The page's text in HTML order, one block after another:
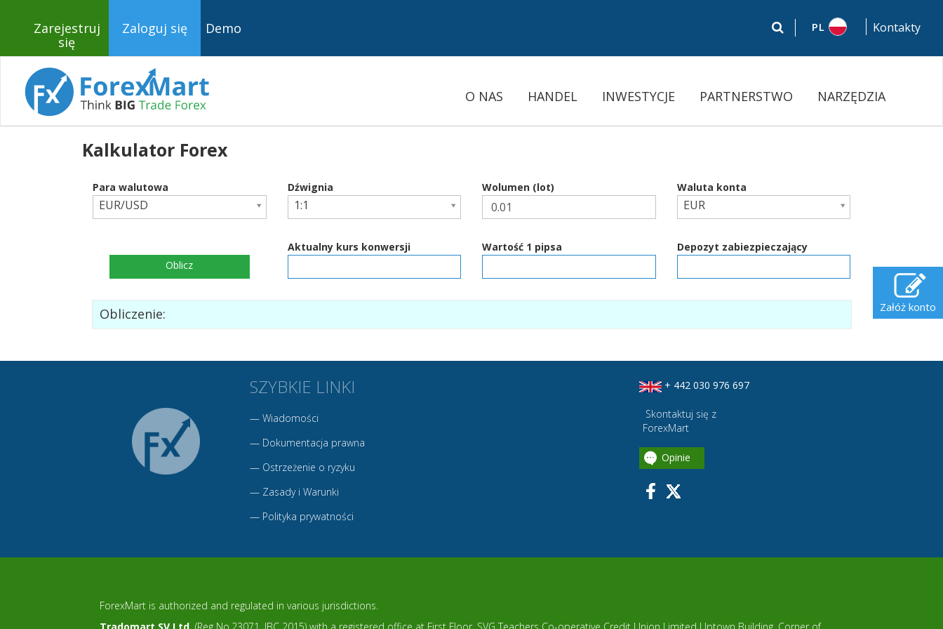
Zarejestruj
się
Zaloguj się Demo PL Kontakty
O NAS HANDEL INWESTYCJE PARTNERSTWO NARZĘDZIA
Kalkulator Forex
Para walutowa
EUR/USD
Dźwignia
1:1
Wolumen (lot) Waluta konta
EUR
Oblicz
Aktualny kurs konwersji Wartość 1 pipsa Depozyt zabiezpieczający
Obliczenie:
SZYBKIE LINKI
— Wiadomości
— Dokumentacja prawna
— Ostrzeżenie o ryzyku
— Zasady i Warunki
— Polityka prywatności
+ 442 030 976 697
Skontaktuj się z
ForexMart
Opinie
ForexMart is authorized and regulated in various jurisdictions.
Załóż konto